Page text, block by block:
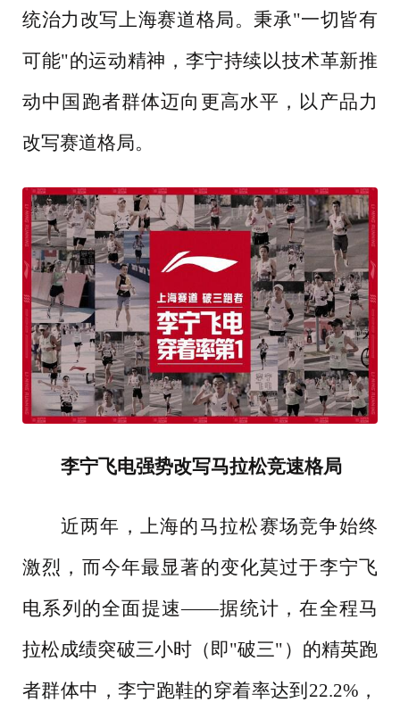
统治力改写上海赛道格局。秉承"一切皆有
可能"的运动精神，李宁持续以技术革新推
动中国跑者群体迈向更高水平，以产品力
改写赛道格局。
李宁飞电强势改写马拉松竞速格局
近两年，上海的马拉松赛场竞争始终
激烈，而今年最显著的变化莫过于李宁飞
电系列的全面提速——据统计，在全程马
拉松成绩突破三小时（即"破三"）的精英跑
者群体中，李宁跑鞋的穿着率达到22.2%，